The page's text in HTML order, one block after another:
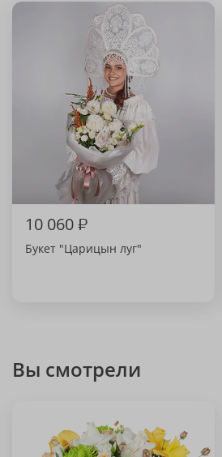
10 060₽
Букет "Царицын луг"
Вы смотрели